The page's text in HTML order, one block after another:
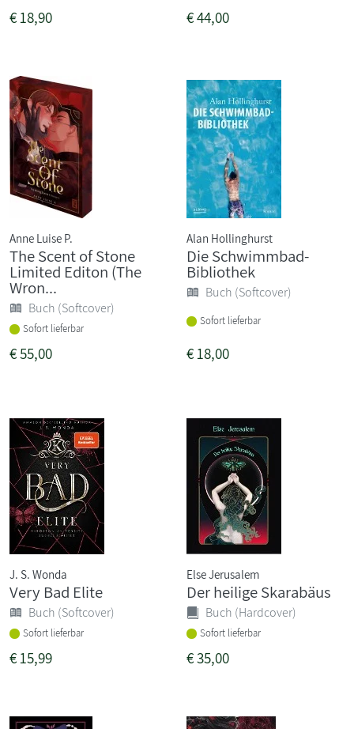
€18,90 €44,00
Anne Luise P.
The Scent of Stone
Limited Editon (The
Wron...
Buch (Softcover)
Sofort lieferbar
€55,00
Alan Hollinghurst
Die Schwimmbad-
Bibliothek
Buch (Softcover)
Sofort lieferbar
€18,00
J. S. Wonda
Very Bad Elite
Buch (Softcover)
Sofort lieferbar
€15,99
Else Jerusalem
Der heilige Skarabäus
Buch (Hardcover)
Sofort lieferbar
€35,00